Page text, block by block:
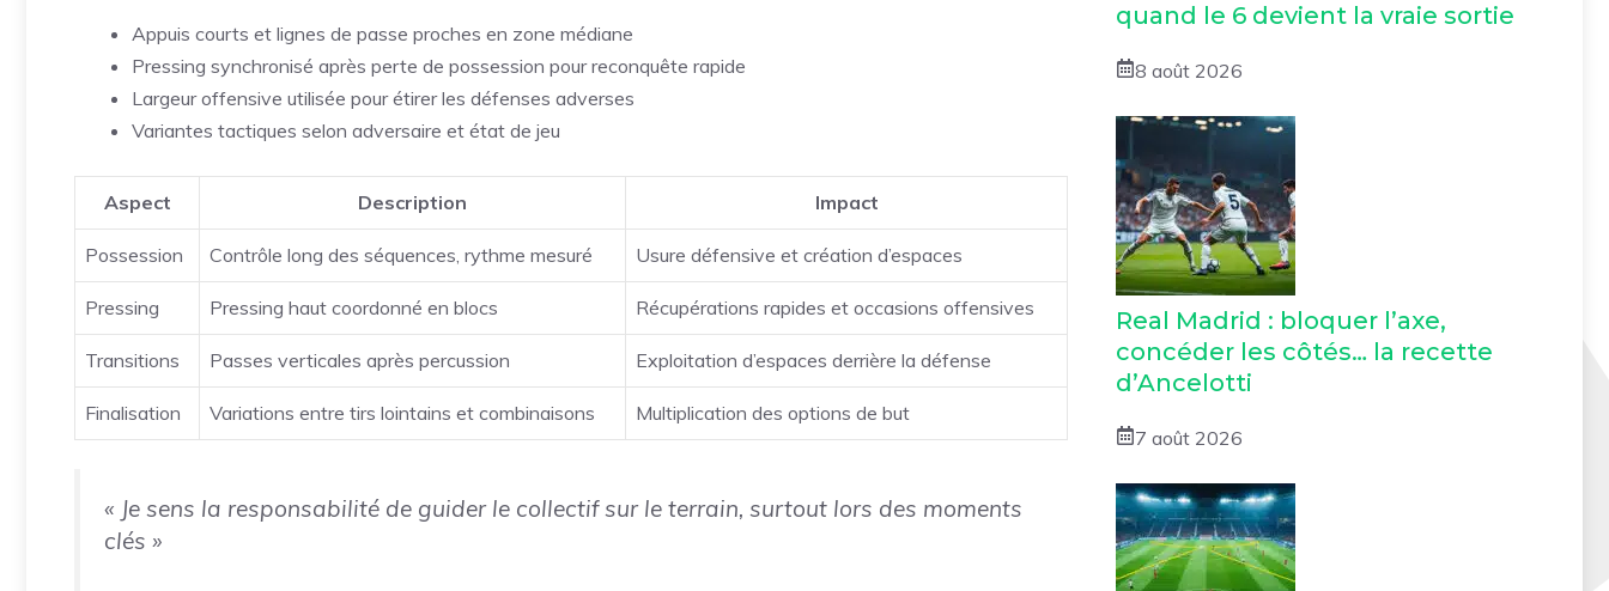
Appuis courts et lignes de passe proches en zone médiane
Pressing synchronisé après perte de possession pour reconquête rapide
Largeur offensive utilisée pour étirer les défenses adverses
Variantes tactiques selon adversaire et état de jeu
Aspect Description Impact
Possession Contrôle long des séquences, rythme mesuré Usure défensive et création d’espaces
Pressing Pressing haut coordonné en blocs Récupérations rapides et occasions offensives
Transitions Passes verticales après percussion Exploitation d’espaces derrière la défense
Finalisation Variations entre tirs lointains et combinaisons Multiplication des options de but
« Je sens la responsabilité de guider le collectif sur le terrain, surtout lors des moments
clés »
quand le 6 devient la vraie sortie
8 août 2026
Real Madrid : bloquer l’axe,
concéder les côtés… la recette
d’Ancelotti
7 août 2026